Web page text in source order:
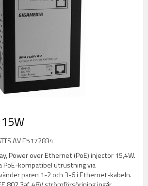
AV E5172834
Power over Ethernet (PoE) injector 15,4W.
PoE-kompatibel utrustning via
paren 1-2 och 3-6 i Ethernet-kabeln.